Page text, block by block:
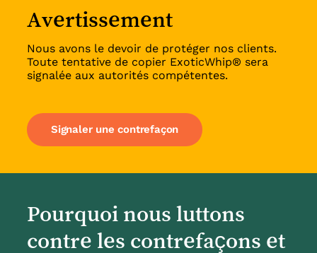
Avertissement
Nous avons le devoir de protéger nos clients.
Toute tentative de copier ExoticWhip® sera
signalée aux autorités compétentes.
Signaler une contrefaçon
Pourquoi nous luttons
contre les contrefaçons et